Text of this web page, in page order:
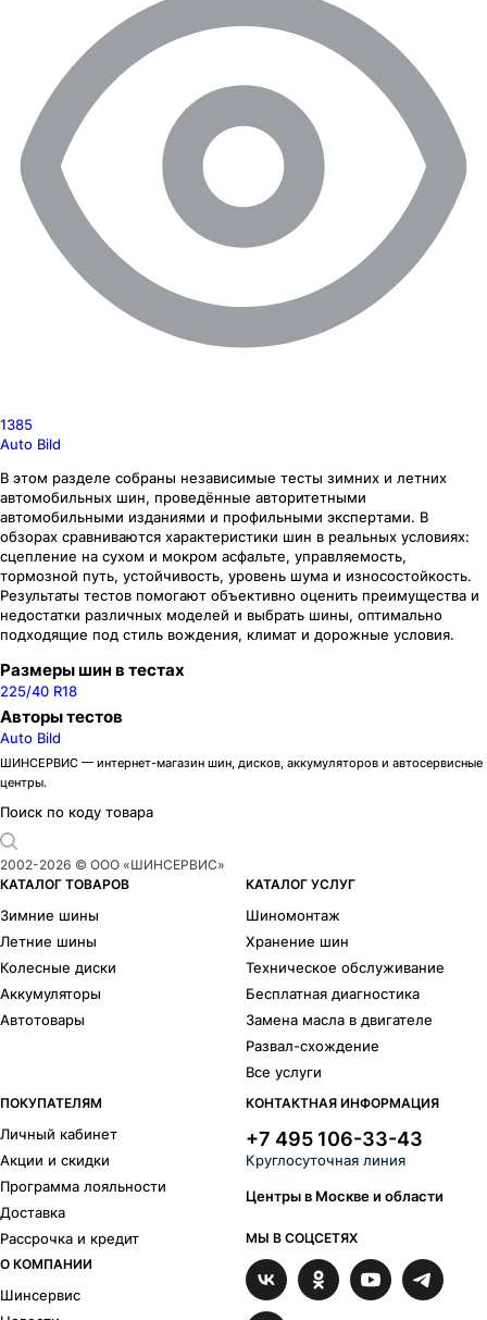
1385
Auto Bild
В этом разделе собраны независимые тесты зимних и летних
автомобильных шин, проведённые авторитетными
автомобильными изданиями и профильными экспертами. В
обзорах сравниваются характеристики шин в реальных условиях:
сцепление на сухом и мокром асфальте, управляемость,
тормозной путь, устойчивость, уровень шума и износостойкость.
Результаты тестов помогают объективно оценить преимущества и
недостатки различных моделей и выбрать шины, оптимально
подходящие под стиль вождения, климат и дорожные условия.
Размеры шин в тестах
225/40 R18
Авторы тестов
Auto Bild
ШИНСЕРВИС — интернет-магазин шин, дисков, аккумуляторов и автосервисные
центры.
Поиск по коду товара
2002-2026 © ООО «ШИНСЕРВИС»
КАТАЛОГ ТОВАРОВ
Зимние шины
Летние шины
Колесные диски
Аккумуляторы
Автотовары
КАТАЛОГ УСЛУГ
Шиномонтаж
Хранение шин
Техническое обслуживание
Бесплатная диагностика
Замена масла в двигателе
Развал-схождение
Все услуги
ПОКУПАТЕЛЯМ
Личный кабинет
Акции и скидки
Программа лояльности
Доставка
Рассрочка и кредит
О КОМПАНИИ
Шинсервис
КОНТАКТНАЯ ИНФОРМАЦИЯ
+7 495 106-33-43
Круглосуточная линия
Центры в Москве и области
МЫ В СОЦСЕТЯХ